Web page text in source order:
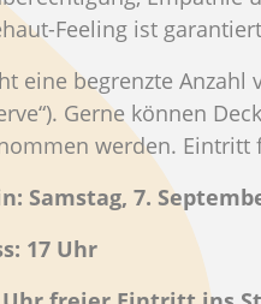
Feeling ist
eine begrenzte
Gerne können
werden. Eintritt
Samstag, 7.
17 Uhr